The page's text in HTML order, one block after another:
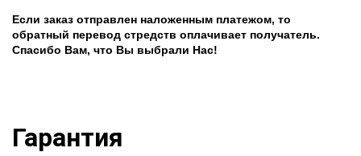
Если заказ отправлен наложенным платежом, то
обратный перевод стредств оплачивает получатель.
Спасибо Вам, что Вы выбрали Нас!
Гарантия